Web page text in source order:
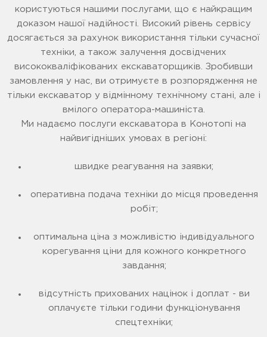
користуються нашими послугами, що є найкращим
доказом нашої надійності. Високий рівень сервісу
досягається за рахунок використання тільки сучасної
техніки, а також залучення досвідчених
висококваліфікованих екскаваторщиків. Зробивши
замовлення у нас, ви отримуєте в розпорядження не
тільки екскаватор у відмінному технічному стані, але і
вмілого оператора-машиніста.
Ми надаємо послуги екскаватора в Конотопі на
найвигідніших умовах в регіоні:
швидке реагування на заявки;
оперативна подача техніки до місця проведення
робіт;
оптимальна ціна з можливістю індивідуального
корегування ціни для кожного конкретного
завдання;
відсутність прихованих націнок і доплат - ви
оплачуєте тільки години функціонування
спецтехніки;